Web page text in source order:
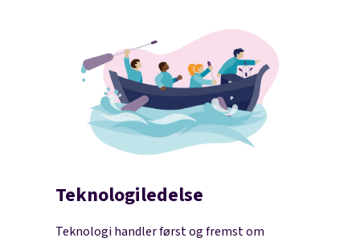
Teknologiledelse
Teknologi handler først og fremst om